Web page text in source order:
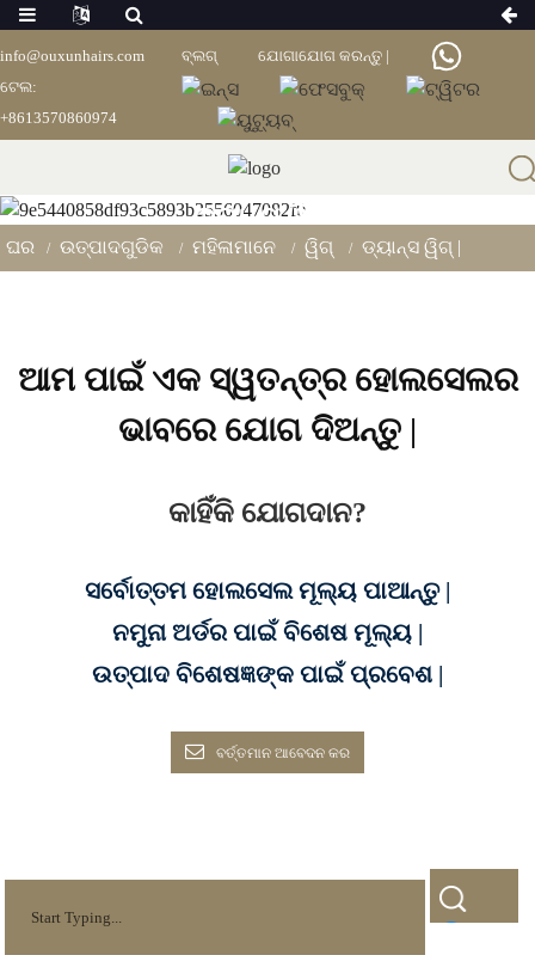
info@ouxunhairs.com
ଟେଲ:
+8613570860974
ବ୍ଲଗ୍ ଯୋଗାଯୋଗ କରନ୍ତୁ |
ଡ୍ୟାନ୍ସ ୱିଗ୍ |
ଘର ଉତ୍ପାଦଗୁଡିକ ମହିଳାମାନେ ୱିଗ୍ ଡ୍ୟାନ୍ସ ୱିଗ୍ |
ଆମ ପାଇଁ ଏକ ସ୍ୱତନ୍ତ୍ର ହୋଲସେଲର
ଭାବରେ ଯୋଗ ଦିଅନ୍ତୁ |
କାହିଁକି ଯୋଗଦାନ?
ସର୍ବୋତ୍ତମ ହୋଲସେଲ ମୂଲ୍ୟ ପାଆନ୍ତୁ |
ନମୁନା ଅର୍ଡର ପାଇଁ ବିଶେଷ ମୂଲ୍ୟ |
ଉତ୍ପାଦ ବିଶେଷଜ୍ଞଙ୍କ ପାଇଁ ପ୍ରବେଶ |
ବର୍ତ୍ତମାନ ଆବେଦନ କର